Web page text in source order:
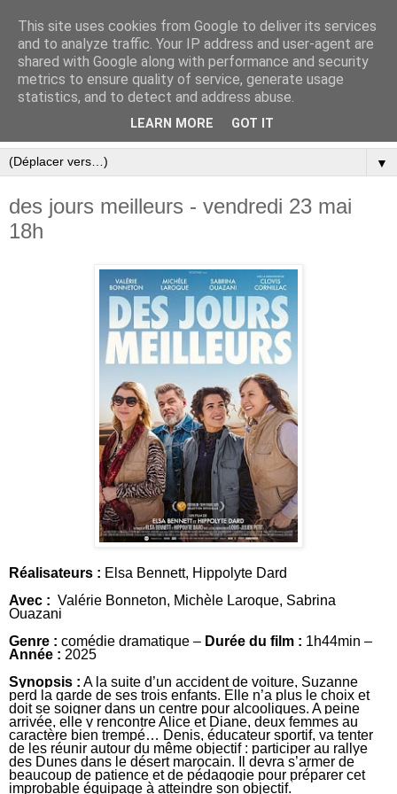
▼
des jours meilleurs - vendredi 23 mai
18h
Réalisateurs : Elsa Bennett, Hippolyte Dard
Avec : Valérie Bonneton, Michèle Laroque, Sabrina
Ouazani
Genre : comédie dramatique – Durée du film : 1h44min –
Année : 2025
Synopsis : A la suite d’un accident de voiture, Suzanne
perd la garde de ses trois enfants. Elle n’a plus le choix et
doit se soigner dans un centre pour alcooliques. A peine
arrivée, elle y rencontre Alice et Diane, deux femmes au
caractère bien trempé… Denis, éducateur sportif, va tenter
de les réunir autour du même objectif : participer au rallye
des Dunes dans le désert marocain. Il devra s’armer de
beaucoup de patience et de pédagogie pour préparer cet
improbable équipage à atteindre son objectif.
This site uses cookies from Google to deliver its services
and to analyze traffic. Your IP address and user-agent are
shared with Google along with performance and security
metrics to ensure quality of service, generate usage
statistics, and to detect and address abuse.
LEARN MORE GOT IT